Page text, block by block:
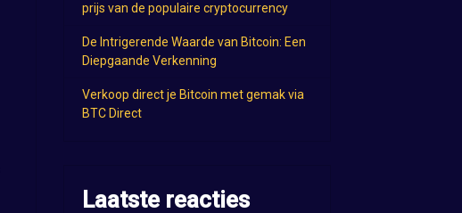
prijs van de populaire cryptocurrency
De Intrigerende Waarde van Bitcoin: Een
Diepgaande Verkenning
Verkoop direct je Bitcoin met gemak via
BTC Direct
Laatste reacties